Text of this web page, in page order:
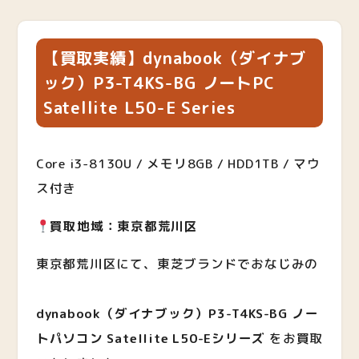
【買取実績】dynabook（ダイナブ
ック）P3-T4KS-BG ノートPC
Satellite L50-E Series
Core i3-8130U / メモリ8GB / HDD1TB / マウ
ス付き
買取地域：東京都荒川区
東京都荒川区にて、東芝ブランドでおなじみの
dynabook（ダイナブック）P3-T4KS-BG ノー
トパソコン Satellite L50-Eシリーズ をお買取